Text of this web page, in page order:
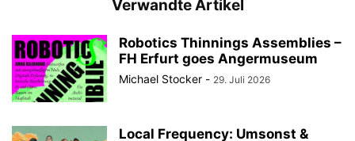
Verwandte Artikel
Robotics Thinnings Assemblies –
FH Erfurt goes Angermuseum
Michael Stocker - 29. Juli 2026
Local Frequency: Umsonst &